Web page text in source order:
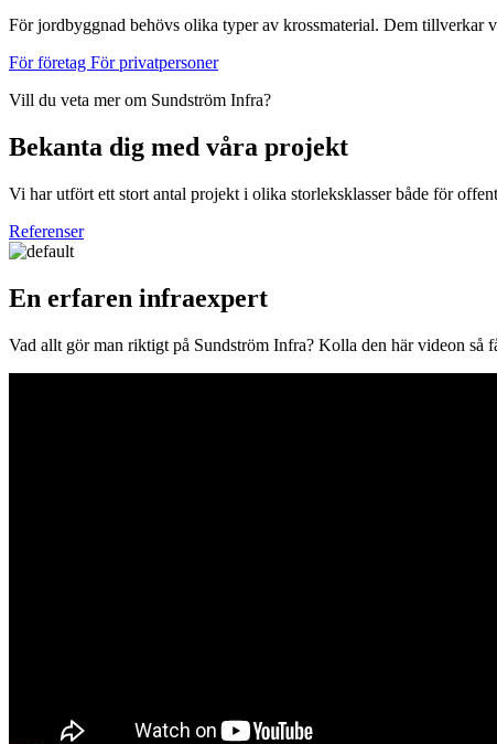
För jordbyggnad behövs olika typer av krossmaterial. Dem tillverkar
För företag För privatpersoner
Vill du veta mer om Sundström Infra?
Bekanta dig med våra projekt
Vi har utfört ett stort antal projekt i olika storleksklasser både för
Referenser
En erfaren infraexpert
Vad allt gör man riktigt på Sundström Infra? Kolla den här videon så